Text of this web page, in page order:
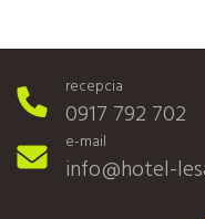
recepcia
0917 792 702
e-mail
info@hotel-